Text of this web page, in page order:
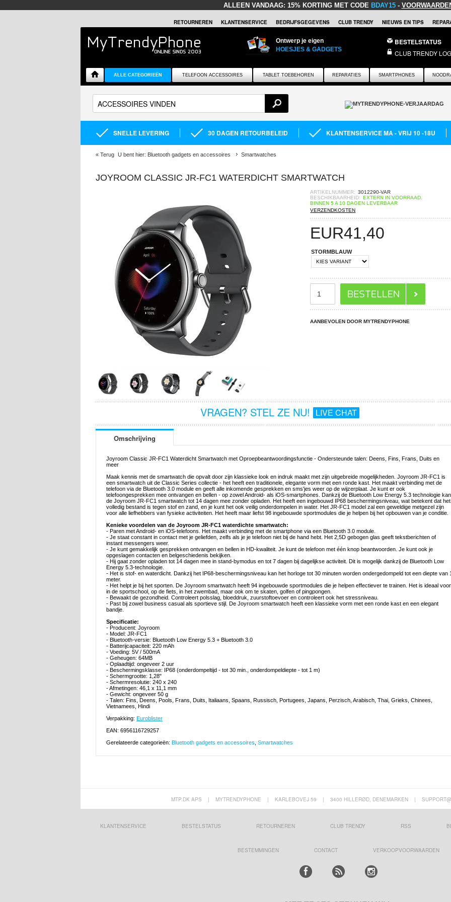
ALLEEN VANDAAG: 15% KORTING MET CODE BDAY15-
RETOURNEREN KLANTENSERVICE BEDRIJFSGEGEVENS CLUB TRENDY NIEUWS EN TIPS
Ontwerp je eigen
HOESJES & GADGETS
BESTELSTATUS
CLUB TRENDY
ALLE CATEGORIEËN TELEFOON ACCESSOIRES TABLET TOEBEHOREN REPARATIES SMARTPHONES
SNELLE LEVERING 30 DAGEN RETOURBELEID KLANTENSERVICE MA - VRIJ 10 -18U
« Terug U bent hier: Bluetooth gadgets en accessoires Smartwatches
JOYROOM CLASSIC JR-FC1 WATERDICHT SMARTWATCH
ARTIKELNUMMER: 3012290-VAR
BESCHIKBAARHEID: EXTERN IN VOORRAAD.
BINNEN 5 A 10 DAGEN LEVERBAAR
VERZENDKOSTEN
EUR41,40
STORMBLAUW
AANBEVOLEN DOOR MYTRENDYPHONE
VRAGEN? STEL ZE NU! LIVE CHAT
Omschrijving
Joyroom Classic JR-FC1 Waterdicht Smartwatch met Oproepbeantwoordingsfunctie - Ondersteunde talen: Deens, Fins, Frans, Duits en
meer
Maak kennis met de smartwatch die opvalt door zijn klassieke look en indruk maakt met zijn uitgebreide mogelijkheden. Joyroom JR-FC1 is
een smartwatch uit de Classic Series collectie - het heeft een traditionele, elegante vorm met een ronde kast. Het maakt verbinding met de
telefoon via de Bluetooth 3.0 module en geeft alle inkomende gesprekken en sms'jes weer op de wijzerplaat. Je kunt er ook
telefoongesprekken mee ontvangen en bellen - op zowel Android- als iOS-smartphones. Dankzij de Bluetooth Low Energy 5.3 technologie kan
de Joyroom JR-FC1 smartwatch tot 14 dagen mee zonder opladen. Het heeft een ingebouwd IP68 beschermingsniveau, wat betekent dat het
volledig bestand is tegen stof en zand, en je kunt het ook veilig onderdompelen in water. Het JR-FC1 model zal een geweldige metgezel zijn
voor alle liefhebbers van fysieke activiteiten. Het heeft maar liefst 98 ingebouwde sportmodules die je helpen bij het opbouwen van je conditie.
Kenieke voordelen van de Joyroom JR-FC1 waterdichte smartwatch:
- Paren met Android- en iOS-telefoons. Het maakt verbinding met de smartphone via een Bluetooth 3.0 module.
- Je staat constant in contact met je geliefden, zelfs als je je telefoon niet bij de hand hebt. Het 2,5D gebogen glas geeft tekstberichten of
instant messengers weer.
- Je kunt gemakkelijk gesprekken ontvangen en bellen in HD-kwaliteit. Je kunt de telefoon met één knop beantwoorden. Je kunt ook je
opgeslagen contacten en belgeschiedenis bekijken.
- Hij gaat zonder opladen tot 14 dagen mee in stand-bymodus en tot 7 dagen bij dagelijkse activiteit. Dit is mogelijk dankzij de Bluetooth Low
Energy 5.3-technologie.
- Het is stof- en waterdicht. Dankzij het IP68-beschermingsniveau kan het horloge tot 30 minuten worden ondergedompeld tot een diepte van
meter.
- Het helpt je bij het sporten. De Joyroom smartwatch heeft 94 ingebouwde sportmodules die je helpen effectiever te trainen. Het is ideaal voor
in de sportschool, op de fiets, in het zwembad, maar ook om te skaten, golfen of pingpongen.
- Bewaakt de gezondheid. Controleert polsslag, bloeddruk, zuurstoftoevoer en controleert ook het stressniveau.
- Past bij zowel business casual als sportieve stijl. De Joyroom smartwatch heeft een klassieke vorm met een ronde kast en een elegant
bandje.
Specificatie:
- Producent: Joyroom
- Model: JR-FC1
- Bluetooth-versie: Bluetooth Low Energy 5.3 + Bluetooth 3.0
- Batterijcapaciteit: 220 mAh
- Voeding: 5V / 500mA
- Geheugen: 64MB
- Oplaadtijd: ongeveer 2 uur
- Beschermingsklasse: IP68 (onderdompeltijd - tot 30 min., onderdompeldiepte - tot 1 m)
- Schermgrootte: 1,28"
- Schermresolutie: 240 x 240
- Afmetingen: 46,1 x 11,1 mm
- Gewicht: ongeveer 50 g
- Talen: Fins, Deens, Pools, Frans, Duits, Italiaans, Spaans, Russisch, Portugees, Japans, Perzisch, Arabisch, Thai, Grieks, Chinees,
Vietnamees, Hindi
Verpakking: Euroblister
EAN: 6956116729257
Gerelateerde categorieën: Bluetooth gadgets en accessoires Smartwatches
MTP.DK APS | MYTRENDYPHONE | KARLEBOVEJ 59 | 3400 HILLERØD, DENEMARKEN |
KLANTENSERVICE BESTELSTATUS RETOURNEREN CLUB TRENDY RSS
BESTEMMINGEN CONTACT VERKOOPVOORWAARDEN